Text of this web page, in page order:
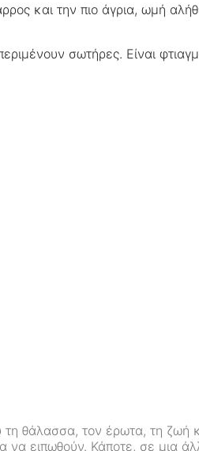
και την πιο άγρια, ωμή
περιμένουν σωτήρες. Είναι
θάλασσα, τον έρωτα, τη ζωή
να ειπωθούν. Κάποτε, σε